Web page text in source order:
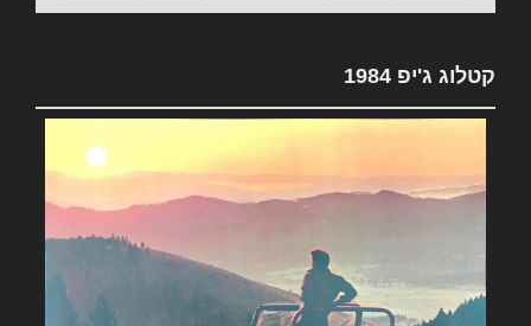
קטלוג ג'יפ 1984